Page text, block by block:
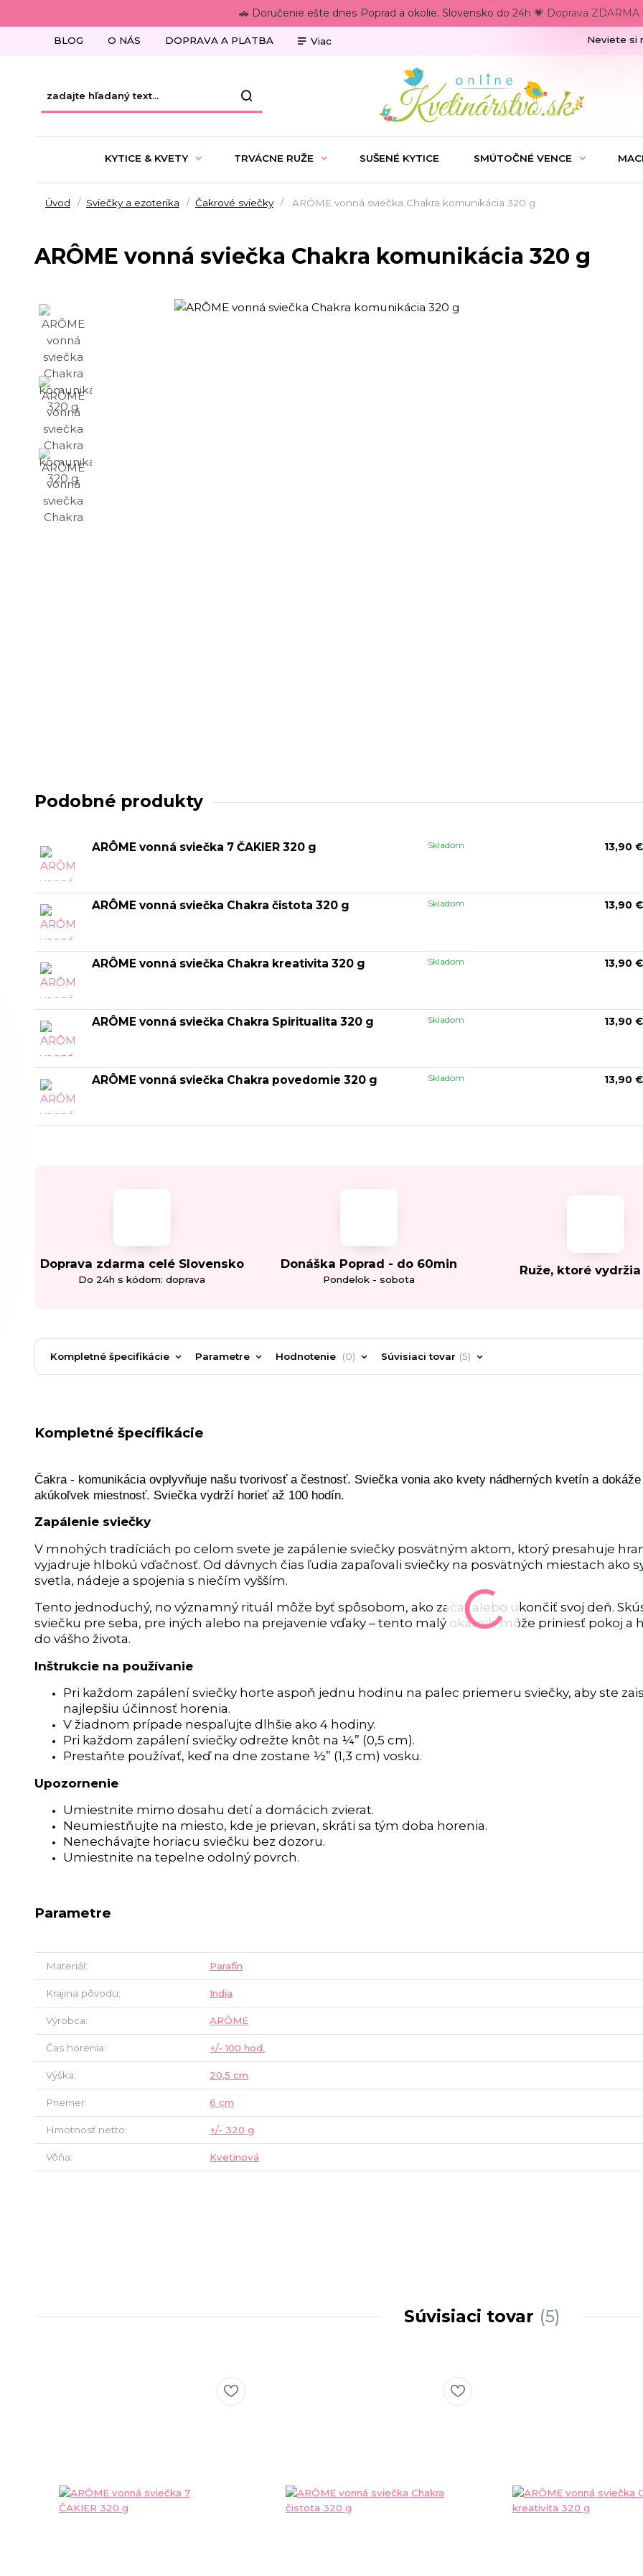
🚗 Doručenie ešte dnes Poprad a okolie. Slovensko do 24h 💗 Doprava ZDARMA
BLOG O NÁS DOPRAVA A PLATBA Viac Neviete si
KYTICE & KVETY TRVÁCNE RUŽE SUŠENÉ KYTICE SMÚTOČNÉ VENCE
Úvod Sviečky a ezoterika Čakrové sviečky ARÔME vonná sviečka Chakra komunikácia 320 g
ARÔME vonná sviečka Chakra komunikácia 320 g
Podobné produkty
ARÔME vonná sviečka 7 ČAKIER 320 g 13,90 €
Skladom
ARÔME vonná sviečka Chakra čistota 320 g 13,90 €
Skladom
ARÔME vonná sviečka Chakra kreativita 320 g 13,90 €
Skladom
ARÔME vonná sviečka Chakra Spiritualita 320 g 13,90 €
Skladom
ARÔME vonná sviečka Chakra povedomie 320 g 13,90 €
Skladom
Doprava zdarma celé Slovensko
Do 24h s kódom: doprava
Donáška Poprad - do 60min
Pondelok - sobota
Ruže, ktoré
Kompletné špecifikácie Parametre Hodnotenie 0 Súvisiaci tovar 5
Kompletné špecifikácie
Čakra - komunikácia ovplyvňuje našu tvorivosť a čestnosť. Sviečka vonia ako kvety nádherných kvetín a
akúkoľvek miestnosť. Sviečka vydrží horieť až 100 hodín.
Zapálenie sviečky
V mnohých tradíciách po celom svete je zapálenie sviečky posvätným aktom, ktorý presahuje
vyjadruje hlbokú vďačnosť. Od dávnych čias ľudia zapaľovali sviečky na posvätných miestach ako
svetla, nádeje a spojenia s niečím vyšším.
Tento jednoduchý, no významný rituál môže byť spôsobom, ako začať alebo ukončiť svoj deň.
sviečku pre seba, pre iných alebo na prejavenie vďaky – tento malý okamih môže priniesť pokoj a
do vášho života.
Inštrukcie na používanie
Pri každom zapálení sviečky horte aspoň jednu hodinu na palec priemeru sviečky, aby ste
najlepšiu účinnosť horenia.
V žiadnom prípade nespaľujte dlhšie ako 4 hodiny.
Pri každom zapálení sviečky odrežte knôt na ¼” (0,5 cm).
Prestaňte používať, keď na dne zostane ½” (1,3 cm) vosku.
Upozornenie
Umiestnite mimo dosahu detí a domácich zvierat.
Neumiestňujte na miesto, kde je prievan, skráti sa tým doba horenia.
Nenechávajte horiacu sviečku bez dozoru.
Umiestnite na tepelne odolný povrch.
Parametre
Materiál Parafín
Krajina pôvodu India
Výrobca ARÔME
Čas horenia +/- 100 hod.
Výška 20,5 cm
Priemer 6 cm
Hmotnosť netto +/- 320 g
Vôňa Kvetinová
Súvisiaci tovar 5